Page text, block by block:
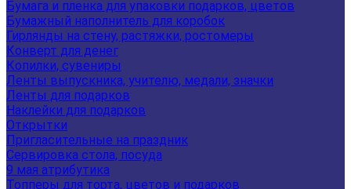
Бумага и пленка для упаковки подарков, цветов
Бумажный наполнитель для коробок
Гирлянды на стену, растяжки, ростомеры
Конверт для денег
Копилки, сувениры
Ленты выпускника, учителю, медали, значки
Ленты для подарков
Наклейки для подарков
Открытки
Пригласительные на праздник
Сервировка стола, посуда
9 мая атрибутика
Топперы для торта, цветов и подарков